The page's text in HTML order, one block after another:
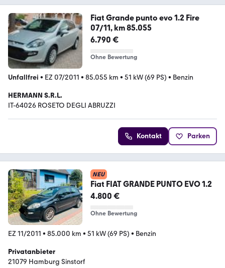
Fiat Grande punto evo 1.2 Fire
07/11, km 85.055
6.790 €
Ohne Bewertung
Unfallfrei • EZ 07/2011 • 85.055 km • 51 kW (69 PS) • Benzin
HERMANN S.R.L.
IT-64026 ROSETO DEGLI ABRUZZI
Kontakt Parken
NEU
Fiat FIAT GRANDE PUNTO EVO 1.2
4.800 €
Ohne Bewertung
EZ 11/2011 • 85.000 km • 51 kW (69 PS) • Benzin
Privatanbieter
21079 Hamburg Sinstorf